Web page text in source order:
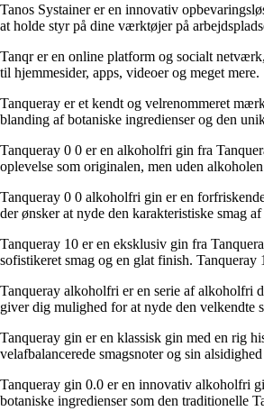
Tanos Systainer er en innovativ
at holde styr på dine værktøjer på
Tanqr er en online platform og socialt
til hjemmesider, apps, videoer og meget mere.
Tanqueray er et kendt og velrenommeret
blanding af botaniske ingredienser og den
Tanqueray 0 0 er en alkoholfri gin fra
oplevelse som originalen, men uden
Tanqueray 0 0 alkoholfri gin er en
der ønsker at nyde den karakteristiske smag
Tanqueray 10 er en eksklusiv gin fra
sofistikeret smag og en glat finish.
Tanqueray alkoholfri er en serie af alkoholfri
giver dig mulighed for at nyde den velkendte
Tanqueray gin er en klassisk gin med en rig
velafbalancerede smagsnoter og sin
Tanqueray gin 0.0 er en innovativ alkoholfri
botaniske ingredienser som den traditionelle